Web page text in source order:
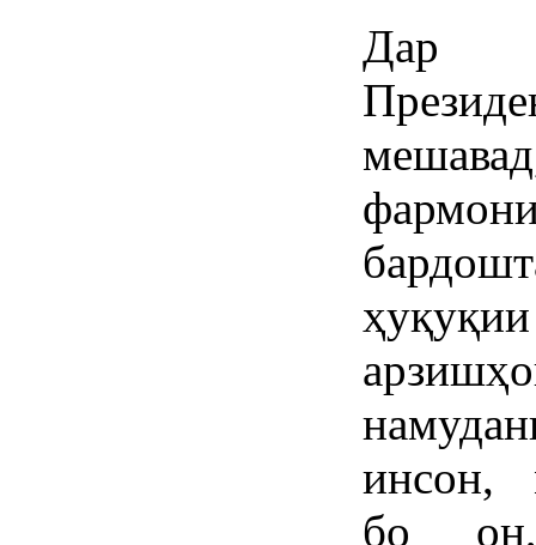
Дар
инсон,
бо он,